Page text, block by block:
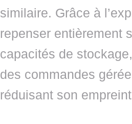
similaire. Grâce à
repenser entièrement
capacités de
des commandes
réduisant son